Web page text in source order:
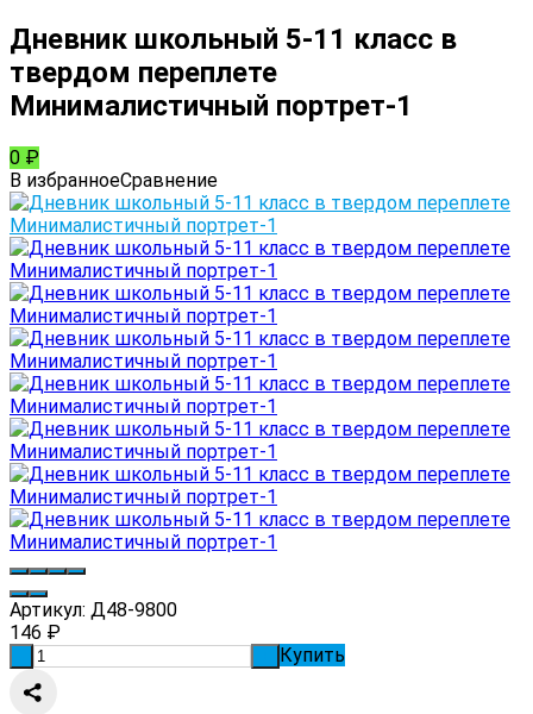
Дневник школьный 5-11 класс в
твердом переплете
Минималистичный портрет-1
0 ₽
В избранноеСравнение
Артикул: Д48-9800
146 ₽
Купить